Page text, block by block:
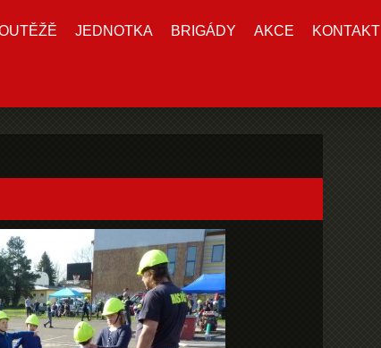
JEDNOTKA BRIGÁDY AKCE KONTAKT